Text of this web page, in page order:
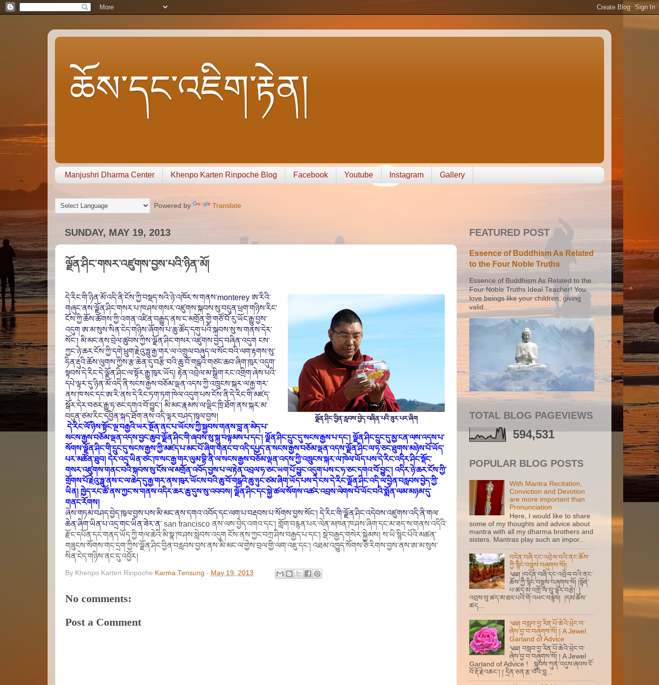
ཆོས་དང་འཇིག་རྟེན།
Manjushri Dharma Center Khenpo Karten Rinpoche Blog Facebook Youtube Instagram Gallery
Powered by Translate
SUNDAY, MAY 19, 2013
ལྗོན་ཤིང་གསར་འཛུགས་བྱས་པའི་ཉིན་མོ།
ལྗོན་ཤིང་བྱིན་རླབས་བྱེད་བཞིན་པའི་ཟུར་པར་ཞིག
དེ་རིང་གི་ཉིན་མོ་འདི་ནི་ངོས་ཀྱི་བསྡད་སའི་ཉེ་འཁོར་ས་གནས་monterey ཨ་རིའི་
གཞུང་ནས་ལྗོན་ཤིང་གསར་པ་ཁ་ཤས་གསར་འཛུགས་སྐབས་སུ་བདུན་ཕྲག་གཉིས་རིང་
ངོས་ཀྱི་ཆོས་ཚོགས་ཀྱི་འགན་འཛིན་བརྒྱུད་ནས་ང་མགྲོན་གྱི་གཙོ་བོ་རུ་ཡོང་རྒྱུ་བྱས་
འདུག ཨ་མ་སུས་སིན་ངེད་གཉིས་ཞོགས་པ་ཆུ་ཚོད་དགུ་པའི་སྐབས་སུ་ས་གནས་དེར་
སོང་། མི་མང་ནས་བྲེལ་ཚུབས་ཀྱིས་ལྗོན་ཤིང་གསར་འཛུགས་བྱེད་བཞིན་འདུག ངས་
ཀྱང་ཉེ་ཆར་ངོས་ཀྱི་དགེ་ཕྲུག་རྗེའུ་ཧྥུ་རྒྱ་གར་ལ་འགྲུལ་བཞུད་ལ་སོང་བའི་ལག་རྟགས་སུ་
ཧིན་རྡུའི་ཆོས་ལུགས་ཀྱིས་རྩ་ཆེན་དུ་བརྩི་བའི་ཆུ་བོ་གངྒའི་གཙང་ཆབ་ཞིག་ཁུར་འདུག་
སྟབས་དེ་རིང་དེ་ལྗོན་ཤིང་ལ་སྟོར་རྒྱུ་ཁུར་ཡོད། རྟེན་འབྲེལ་མ་སྒྲིག་རང་འགྲིག་ཞེས་པའི་
དཔེ་ལྟར་དུ་ཉིན་མོ་འདི་ནི་སངས་རྒྱས་བཅོམ་ལྡན་འདས་ཀྱི་འཁྲུངས་སྐར་ལ་རྒྱ་གར་
ནས་ཁ་སང་དང་ཨ་རི་ནས་དེ་རིང་ཏག་ཏག་ཁེལ་འདུག་པས་ངོས་ནི་དེ་རིང་གི་མཛད་
སྒོར་དེར་བཅར་རྒྱུ་ཧ་ཅང་དགའ་བོ་བྱུང་། མི་མང་རྣམས་ལ་ལྡིང་ཁྲི་ཐོག་ནས་སྐར་མ་
བདུན་ཙམ་རིང་དབྱིན་སྐད་ཐོག་ནས་འདི་ལྟར་བཤད་ཁུལ་བྱས།
དེ་རིང་ལོ་ཉིས་སྟོང་ལྔ་བརྒྱའི་ཡར་སྔོན་ནང་པ་ཡོངས་ཀྱི་སྐྱབས་གནས་བླ་ན་མེད་པ་
སངས་རྒྱས་བཅོམ་ལྡན་འདས་བྱང་ཆུབ་ལྗོན་ཤིང་གི་ཞབས་སུ་སྐུ་བལྟམས་པ་དང་། ལྗོན་ཤིང་དྲུང་དུ་སངས་རྒྱས་པ་དང་། ལྗོན་ཤིང་དྲུང་དུ་མྱ་ངན་ལས་འདས་པ་
སོགས་ལྗོན་ཤིང་གི་དྲུང་དུ་སངས་རྒྱས་ཀྱི་མཛད་པ་མང་པོ་ཞིག་གནང་བ་འདི་དཔྱད་ན་སངས་རྒྱས་བཅོམ་ལྡན་འདས་ལྗོན་ཤིང་ལ་ཧ་ཅང་ཐུགས་མཉེས་པོ་ཡོད་
པར་མཚོན་ཐུབ། དེར་འདྲ་ཡིན་ཙང་ཁ་སང་རྒྱ་གར་ལུམ་བྷི་ནི་ལ་སངས་རྒྱས་བཅོམ་ལྡན་འདས་ཀྱི་འཁྲུངས་སྐར་ལ་ཁེལ་ཡོད་པས་དེ་རིང་འདིར་ཤིང་སྡོང་
གསར་འཛུགས་གནང་བའི་སྐབས་སུ་ངོས་ལ་མགྲོན་འབོད་བྱས་པ་ལ་རྟེན་འབྲལ་ཧ་ཅང་ཡག་པོ་བྱུང་འདུག་པས་ང་ཧ་ཅང་དགའ་བོ་བྱུང་། འདིར་ཉེ་ཆར་ངོས་ཀྱི་
གྲོགས་པོ་རྗེའུ་ཧྥུ་ནས་ང་ལ་ཆེད་དུ་རྒྱ་གར་ནས་ཁུར་ཡོངས་བའི་ཆུ་བོ་གངྒའི་ཆུ་ཉུང་ཙམ་ཞིག་ཡོད་པས་དེ་ངས་དེ་རིང་ལྗོན་ཤིང་འདི་ལ་བྱིན་བརླབས་བྱེད་ཀྱི་
ཡིན། ཁྱེད་རང་ཚོ་ནས་ཀྱང་ས་གནས་འདིར་ཆར་ཆུ་དུས་སུ་འབབས། ལྗོན་ཤིང་དང་སྐྱེ་ཚལ་སོགས་འཚར་འབྲས་ལེགས་པོ་ཡོང་བའི་སྨོན་ལམ་མཉམ་དུ་
གནང་རོགས།
ཞེས་གཏམ་བཤད་བྱེད་ཁུལ་བྱས་པས་མི་མང་ནས་དགའ་འབོད་དང་ལག་པ་བརྡབས་པ་སོགས་བྱས་སོང་། དེ་རིང་གི་ལྗོན་ཤིང་འདེབས་འཛུགས་འདི་ནི་གལ་
ཆེན་ཞིག་ཡིན་པ་འདྲ་གང་ཡིན་ཟེར་ན་ san francisco ནས་ལས་བྱེད་འགའ་དང་། གློག་བརྙན་པར་ལེན་མཁན་ཁ་ཤས་ཞིག་དང་མ་ཟད་ས་གནས་འདིའི་
རྫོང་དཔོན་དང་གནད་ཡོད་ཀྱི་གལ་ཆེའི་མི་སྣ་ཁ་ཤས་སླེབས་འདུག ངོས་ནས་ཀྱང་བཀྲ་ཤིས་བརྒྱད་པ་དང་། སྡེ་བརྒྱད་གསེར་སྐྱེམས། ས་ཡི་སྙིང་པོའི་མཚན་
གཟུངས་སོགས་གང་དྲག་ཀྱིས་ལྗོན་ཤིང་བྱིན་བརླབས་བྱས་ནས་མི་མང་ལ་གྱེས་བྲལ་གྱི་ལག་འཇུ་དང་། འཐམ་འཁྱུད་སོགས་ཅི་རིགས་བྱས་ནས་ཨ་མ་སུས་
སིན་ངེད་གཉིས་ནང་དུ་འབྱོར།
By Khenpo Karten Rinpoche Karma Tensung - May 19, 2013
No comments:
Post a Comment
FEATURED POST
Essence of Buddhism As Related
to the Four Noble Truths
Essence of Buddhism As Related to the
Four Noble Truths Ideal Teacher! You
love beings like your children, giving
valid...
TOTAL BLOG PAGEVIEWS
594,531
POPULAR BLOG POSTS
With Mantra Recitation,
Conviction and Devotion
are more important than
Pronunciation
Here, I would like to share
some of my thoughts and advice about
mantra with all my dharma brothers and
sisters. Mantras play such an impor...
བདེན་བཞི་དང་འབྲེལ་བའི་ནང་ཆོས་
ཀྱི་སྙིང་བསྡུས་བཞུགས་སོ།།
༄༅། །བདེན་བཞི་དང་འབྲེལ་བའི་ནང་
ཆོས་ཀྱི་སྙིང་བསྡུས་བཞུགས་སོ། །སྟོན་
པ་ཚད་མ་འགྲོ་ལ་བུ་ལྟར་བརྩེ། །
འབྲས་བུ་ཚད་མ་ཐར་པའི་གོ་འཕང་བརྙེས། །དམ་ཆོས་
ཚད...
༄༅། བསླབ་བྱ་རིན་པོ་ཆེའི་ཕྲེང་བ་
ཞེས་བྱ་བ་བཞུགས་སོ། ། A Jewel
Garland of Advice
༄༅། བསླབ་བྱ་རིན་པོ་ཆེའི་ཕྲེང་བ་
ཞེས་བྱ་བ་བཞུགས་སོ། ། A Jewel
Garland of Advice ! སྐྱབས་ཀུན་འདུས་ཞབས་ངོ་
བོ་རྡོ་རྗེ་འཆང་། ། དྲིན་ཅན་རྩ་བའི་བླ...